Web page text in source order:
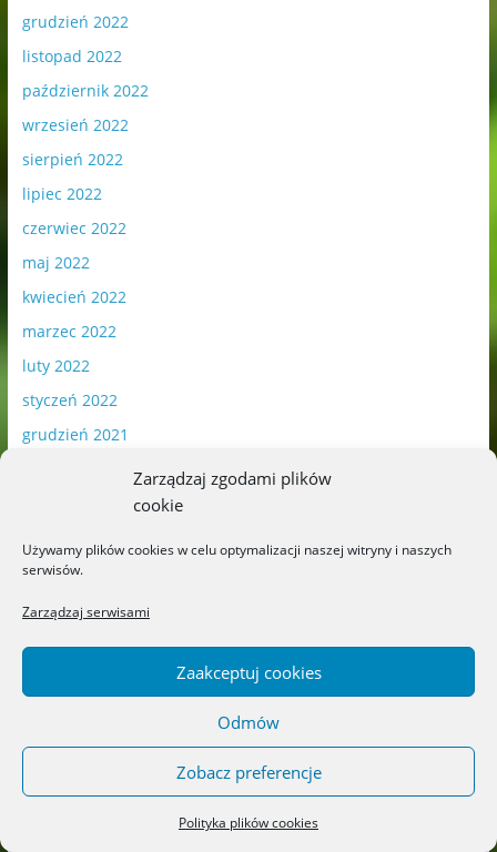
Zarządzaj zgodami plików
cookie
Używamy plików cookies w celu optymalizacji naszej witryny i naszych
serwisów.
Zarządzaj serwisami
Zaakceptuj cookies
Odmów
Zobacz preferencje
Polityka plików cookies
grudzień 2022
listopad 2022
październik 2022
wrzesień 2022
sierpień 2022
lipiec 2022
czerwiec 2022
maj 2022
kwiecień 2022
marzec 2022
luty 2022
styczeń 2022
grudzień 2021
październik 2021
sierpień 2021
lipiec 2021
marzec 2021